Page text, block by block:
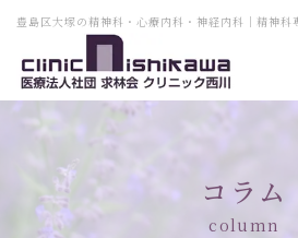
豊島区大塚の精神科・心療内科・神経内科｜精神科
コラム
column